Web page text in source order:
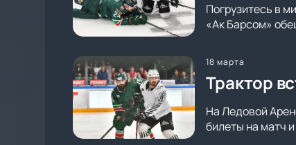
Погрузитесь в
«Ак Барсом»
18 марта
Трактор
На Ледовой
билеты на матч